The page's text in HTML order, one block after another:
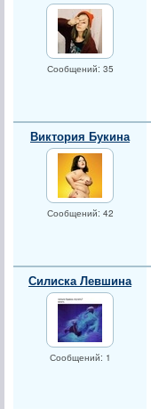
Сообщений: 35
Виктория Букина
Сообщений: 42
Силиска Левшина
Сообщений: 1